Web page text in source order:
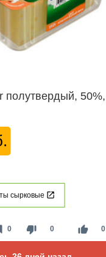
полутвердый, 50%,
сырковые
thumb_down 0 thumb_up 0
0